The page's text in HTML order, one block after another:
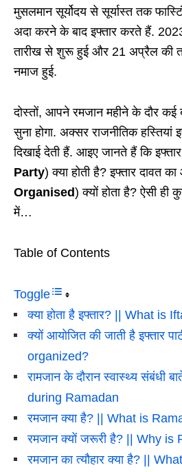
मुसलमान सूर्योदय से सूर्यास्त तक
अदा करने के बाद इफ्तार करते हैं.
तारीख से शुरू हुई और 21 अप्रैल की
नमाज हुई.
दोस्तों, आपने रमजान महीने के दौर कई
सुना होगा. अक्सर राजनीतिक हस्तियां
दिखाई देती हैं. आइए जानते हैं कि
Party) क्या होती है? इफ्तार दावत
Organised) क्यों होता है? ऐसी ही
में…
Table of Contents
Toggle
क्या होता है इफ्तार? || What is
क्यों आयोजित की जाती है इफ्तार
organized?
रामजान के दौरान स्वास्थ्य संबंधी
during Ramadan
रमजान क्या है? || What is
रमजान क्यों जरूरी है? || Why
रमजान का त्यौहार क्या है? ||